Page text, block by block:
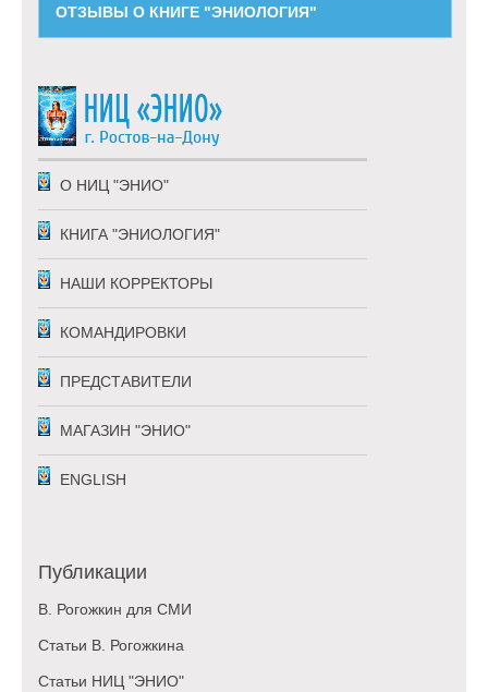
понедельник, пятница
Выходные:
понедельник, пятница
ОТЗЫВЫ О КНИГЕ "ЭНИОЛОГИЯ"
О НИЦ "ЭНИО"
КНИГА "ЭНИОЛОГИЯ"
НАШИ КОРРЕКТОРЫ
КОМАНДИРОВКИ
ПРЕДСТАВИТЕЛИ
МАГАЗИН "ЭНИО"
ENGLISH
Публикации
В. Рогожкин для СМИ
Статьи В. Рогожкина
Статьи НИЦ "ЭНИО"